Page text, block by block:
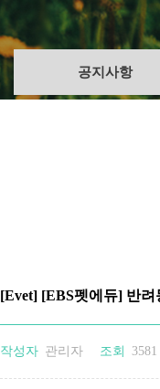
[Evet] [EBS펫에듀] 반
작성자 관리자 조회 3581